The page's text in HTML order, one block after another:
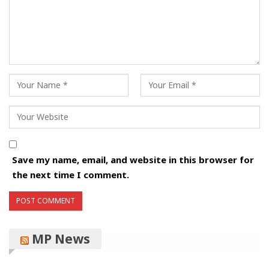
Save my name, email, and website in this browser for
the next time I comment.
MP News